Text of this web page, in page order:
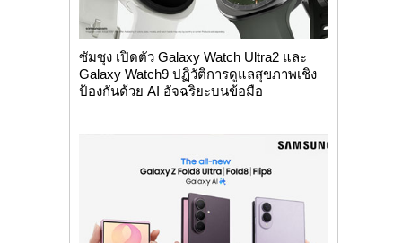
ซัมซุง เปิดตัว Galaxy Watch Ultra2 และ
Galaxy Watch9 ปฏิวัติการดูแลสุขภาพเชิง
ป้องกันด้วย AI อัจฉริยะบนข้อมือ